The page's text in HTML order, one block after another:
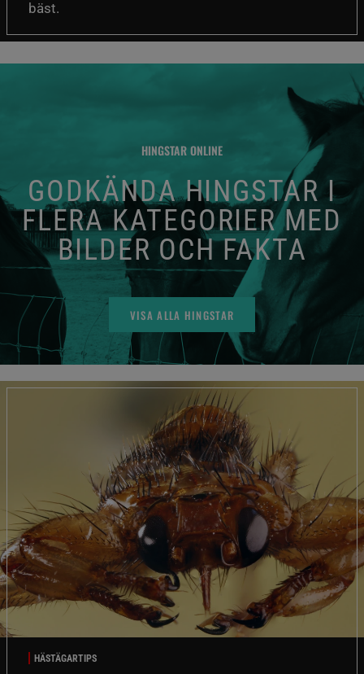
bäst.
HINGSTAR ONLINE
GODKÄNDA HINGSTAR I
FLERA KATEGORIER MED
BILDER OCH FAKTA
VISA ALLA HINGSTAR
HÄSTÄGARTIPS